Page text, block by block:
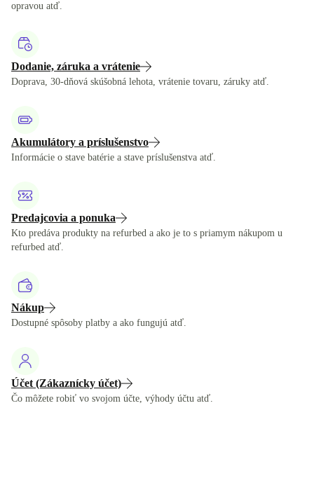
opravou atď.
Dodanie, záruka a vrátenie
Doprava, 30-dňová skúšobná lehota, vrátenie tovaru, záruky atď.
Akumulátory a príslušenstvo
Informácie o stave batérie a stave príslušenstva atď.
Predajcovia a ponuka
Kto predáva produkty na refurbed a ako je to s priamym nákupom u
refurbed atď.
Nákup
Dostupné spôsoby platby a ako fungujú atď.
Účet (Zákaznícky účet)
Čo môžete robiť vo svojom účte, výhody účtu atď.